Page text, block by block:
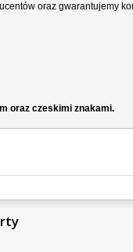
oraz gwarantujemy
oraz czeskimi znakami.